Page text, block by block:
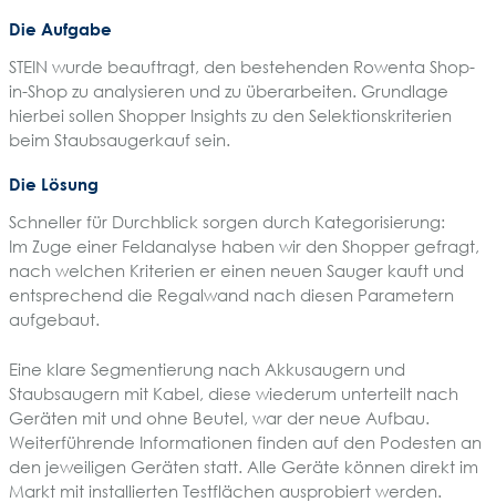
Die Aufgabe
STEIN wurde beauftragt, den bestehenden Rowenta Shop-
in-Shop zu analysieren und zu überarbeiten. Grundlage
hierbei sollen Shopper Insights zu den Selektionskriterien
beim Staubsaugerkauf sein.
Die Lösung
Schneller für Durchblick sorgen durch Kategorisierung:
Im Zuge einer Feldanalyse haben wir den Shopper gefragt,
nach welchen Kriterien er einen neuen Sauger kauft und
entsprechend die Regalwand nach diesen Parametern
aufgebaut.
Eine klare Segmentierung nach Akkusaugern und
Staubsaugern mit Kabel, diese wiederum unterteilt nach
Geräten mit und ohne Beutel, war der neue Aufbau.
Weiterführende Informationen finden auf den Podesten an
den jeweiligen Geräten statt. Alle Geräte können direkt im
Markt mit installierten Testflächen ausprobiert werden.